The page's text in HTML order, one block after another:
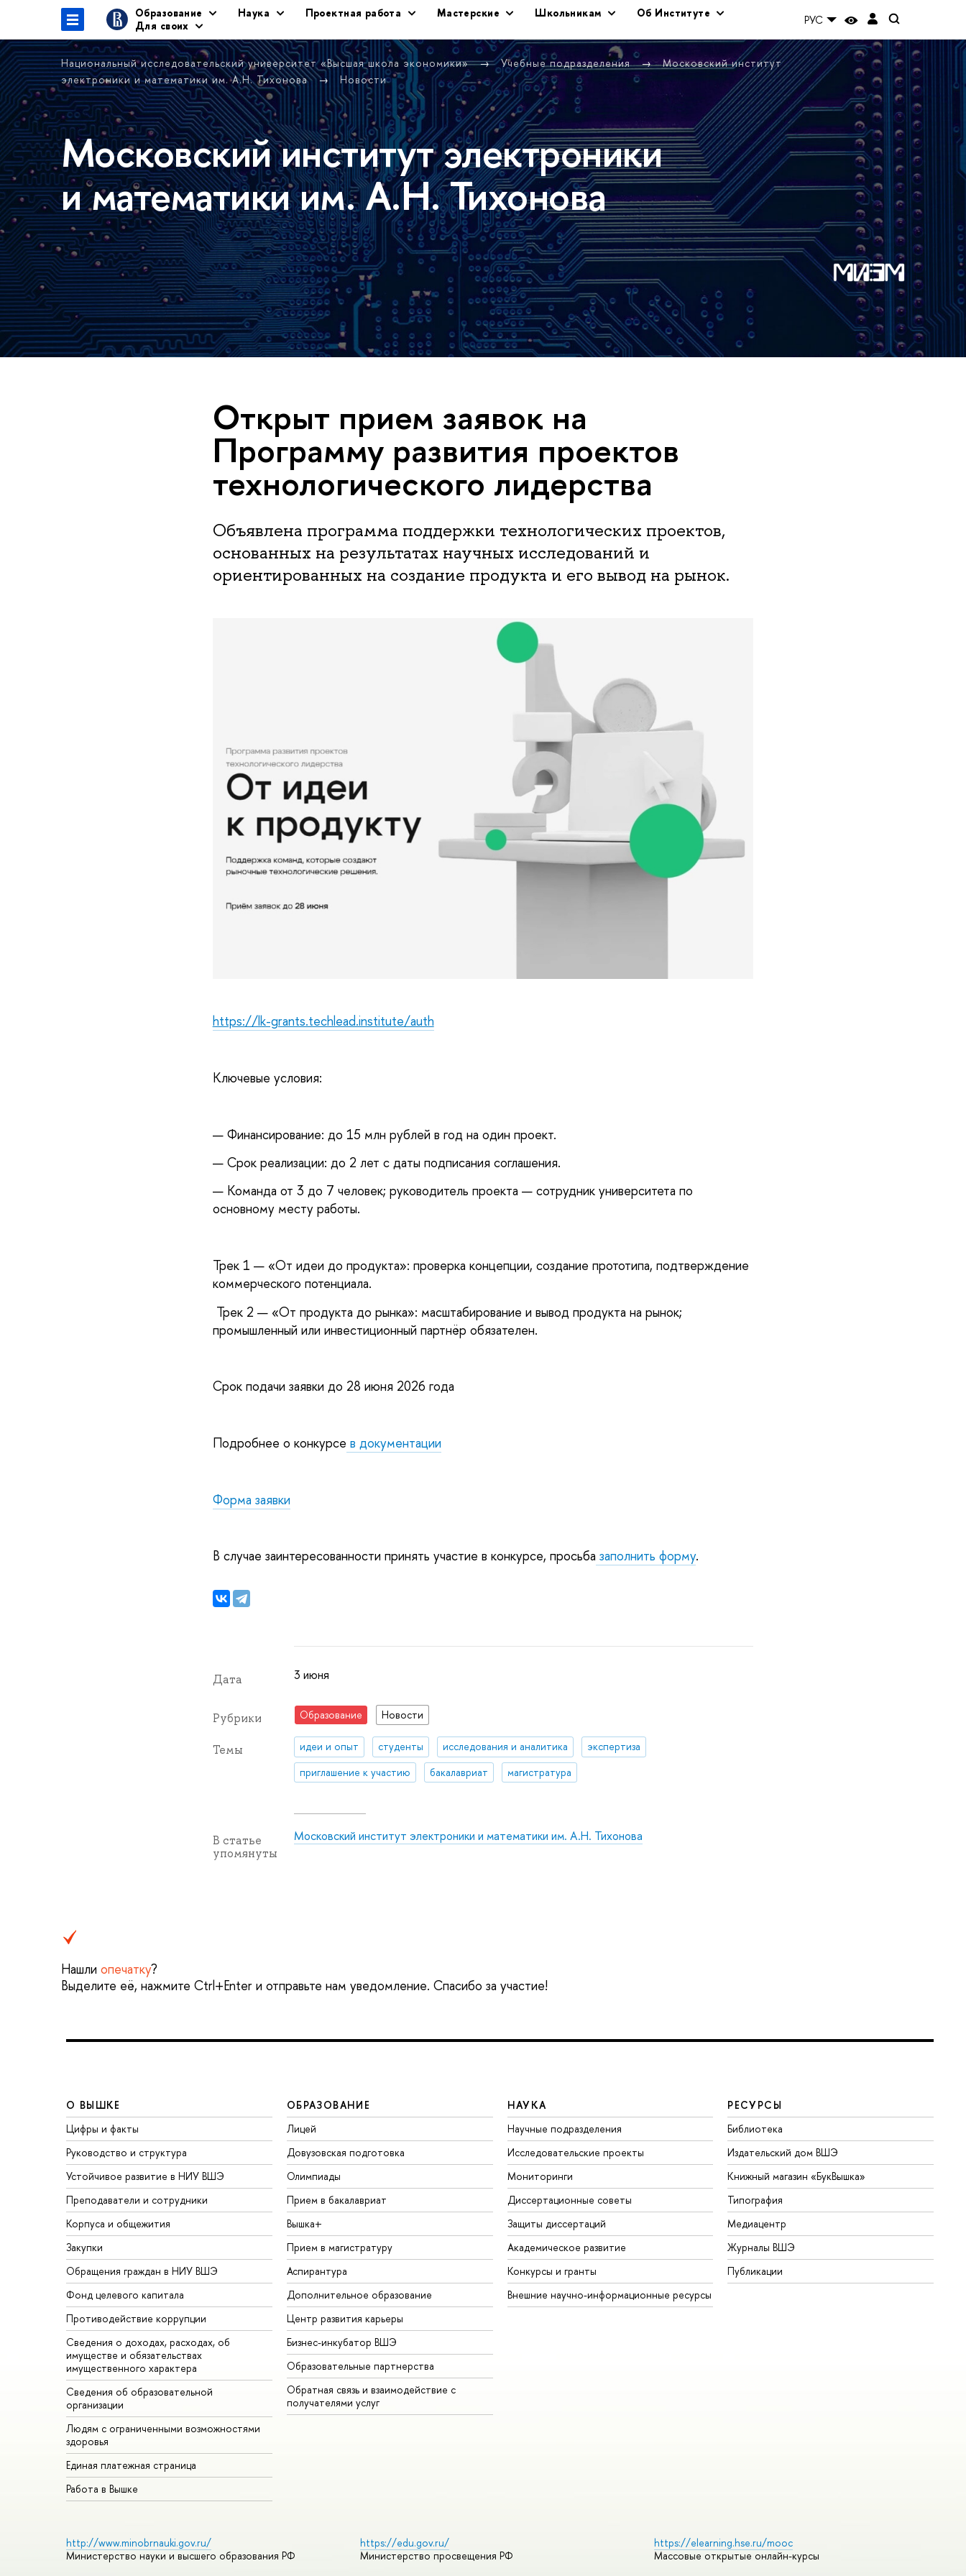
Образование Наука Проектная работа Мастерские Школьникам
Об Институте
Для своих
РУС
Национальный исследовательский университет «Высшая школа экономики» Учебные подразделения
Московский институт
электроники и математики им. А.Н. Тихонова
Новости
Московский институт электроники
и математики им. А.Н. Тихонова
Открыт прием заявок на
Программу развития проектов
технологического лидерства
Объявлена программа поддержки технологических проектов,
основанных на результатах научных исследований и
ориентированных на создание продукта и его вывод на рынок.
https://lk-grants.techlead.institute/auth
Ключевые условия:
— Финансирование: до 15 млн рублей в год на один проект.
— Срок реализации: до 2 лет с даты подписания соглашения.
— Команда от 3 до 7 человек; руководитель проекта — сотрудник университета по
основному месту работы.
Трек 1 — «От идеи до продукта»: проверка концепции, создание прототипа, подтверждение
коммерческого потенциала.
Трек 2 — «От продукта до рынка»: масштабирование и вывод продукта на рынок;
промышленный или инвестиционный партнёр обязателен.
Срок подачи заявки до 28 июня 2026 года
Подробнее о конкурсе в документации
Форма заявки
В случае заинтересованности принять участие в конкурсе, просьба заполнить форму.
Дата 3 июня
Рубрики Образование Новости
Темы идеи и опыт студенты исследования и аналитика
экспертиза
приглашение к участию
бакалавриат магистратура
В статье
упомянуты
Московский институт электроники и математики им. А.Н. Тихонова
Нашли опечатку?
Выделите её, нажмите Ctrl+Enter и отправьте нам уведомление. Спасибо за участие!
О ВЫШКЕ
Цифры и факты
Руководство и структура
Устойчивое развитие в НИУ ВШЭ
Преподаватели и сотрудники
Корпуса и общежития
Закупки
Обращения граждан в НИУ ВШЭ
Фонд целевого капитала
Противодействие коррупции
Сведения о доходах, расходах, об
имуществе и обязательствах
имущественного характера
Сведения об образовательной
организации
Людям с ограниченными возможностями
здоровья
Единая платежная страница
Работа в Вышке
ОБРАЗОВАНИЕ
Лицей
Довузовская подготовка
Олимпиады
Прием в бакалавриат
Вышка+
Прием в магистратуру
Аспирантура
Дополнительное образование
Центр развития карьеры
Бизнес-инкубатор ВШЭ
Образовательные партнерства
Обратная связь и взаимодействие с
получателями услуг
НАУКА
Научные подразделения
Исследовательские проекты
Мониторинги
Диссертационные советы
Защиты диссертаций
Академическое развитие
Конкурсы и гранты
Внешние научно-информационные ресурсы
РЕСУРСЫ
Библиотека
Издательский дом ВШЭ
Книжный магазин «БукВышка»
Типография
Медиацентр
Журналы ВШЭ
Публикации
http://www.minobrnauki.gov.ru/
Министерство науки и высшего образования РФ
https://edu.gov.ru/
Министерство просвещения РФ
https://elearning.hse.ru/mooc
Массовые открытые онлайн-курсы